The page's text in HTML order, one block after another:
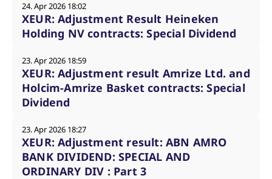
24. Apr 2026 18:02
XEUR: Adjustment Result Heineken
Holding NV contracts: Special Dividend
23. Apr 2026 18:59
XEUR: Adjustment result Amrize Ltd. and
Holcim-Amrize Basket contracts: Special
Dividend
23. Apr 2026 18:27
XEUR: Adjustment result: ABN AMRO
BANK DIVIDEND: SPECIAL AND
ORDINARY DIV : Part 3